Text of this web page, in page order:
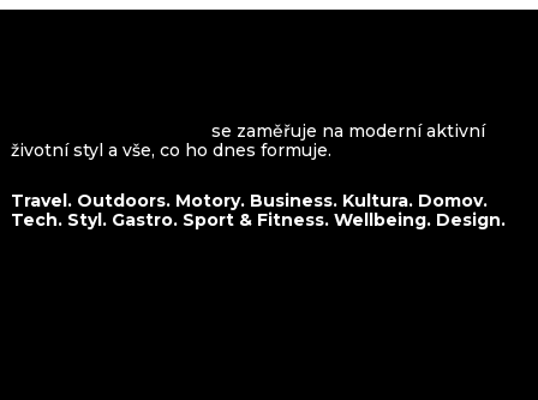
se zaměřuje na moderní aktivní
životní styl a vše, co ho dnes formuje.
Travel. Outdoors. Motory. Business. Kultura. Domov.
Tech. Styl. Gastro. Sport & Fitness. Wellbeing. Design.